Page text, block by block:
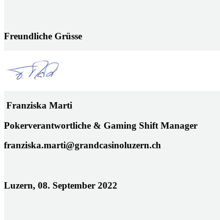
Freundliche Grüsse
Franziska Marti
Pokerverantwortliche & Gaming Shift
franziska.marti@grandcasinoluzern.ch
Luzern, 08. September 2022